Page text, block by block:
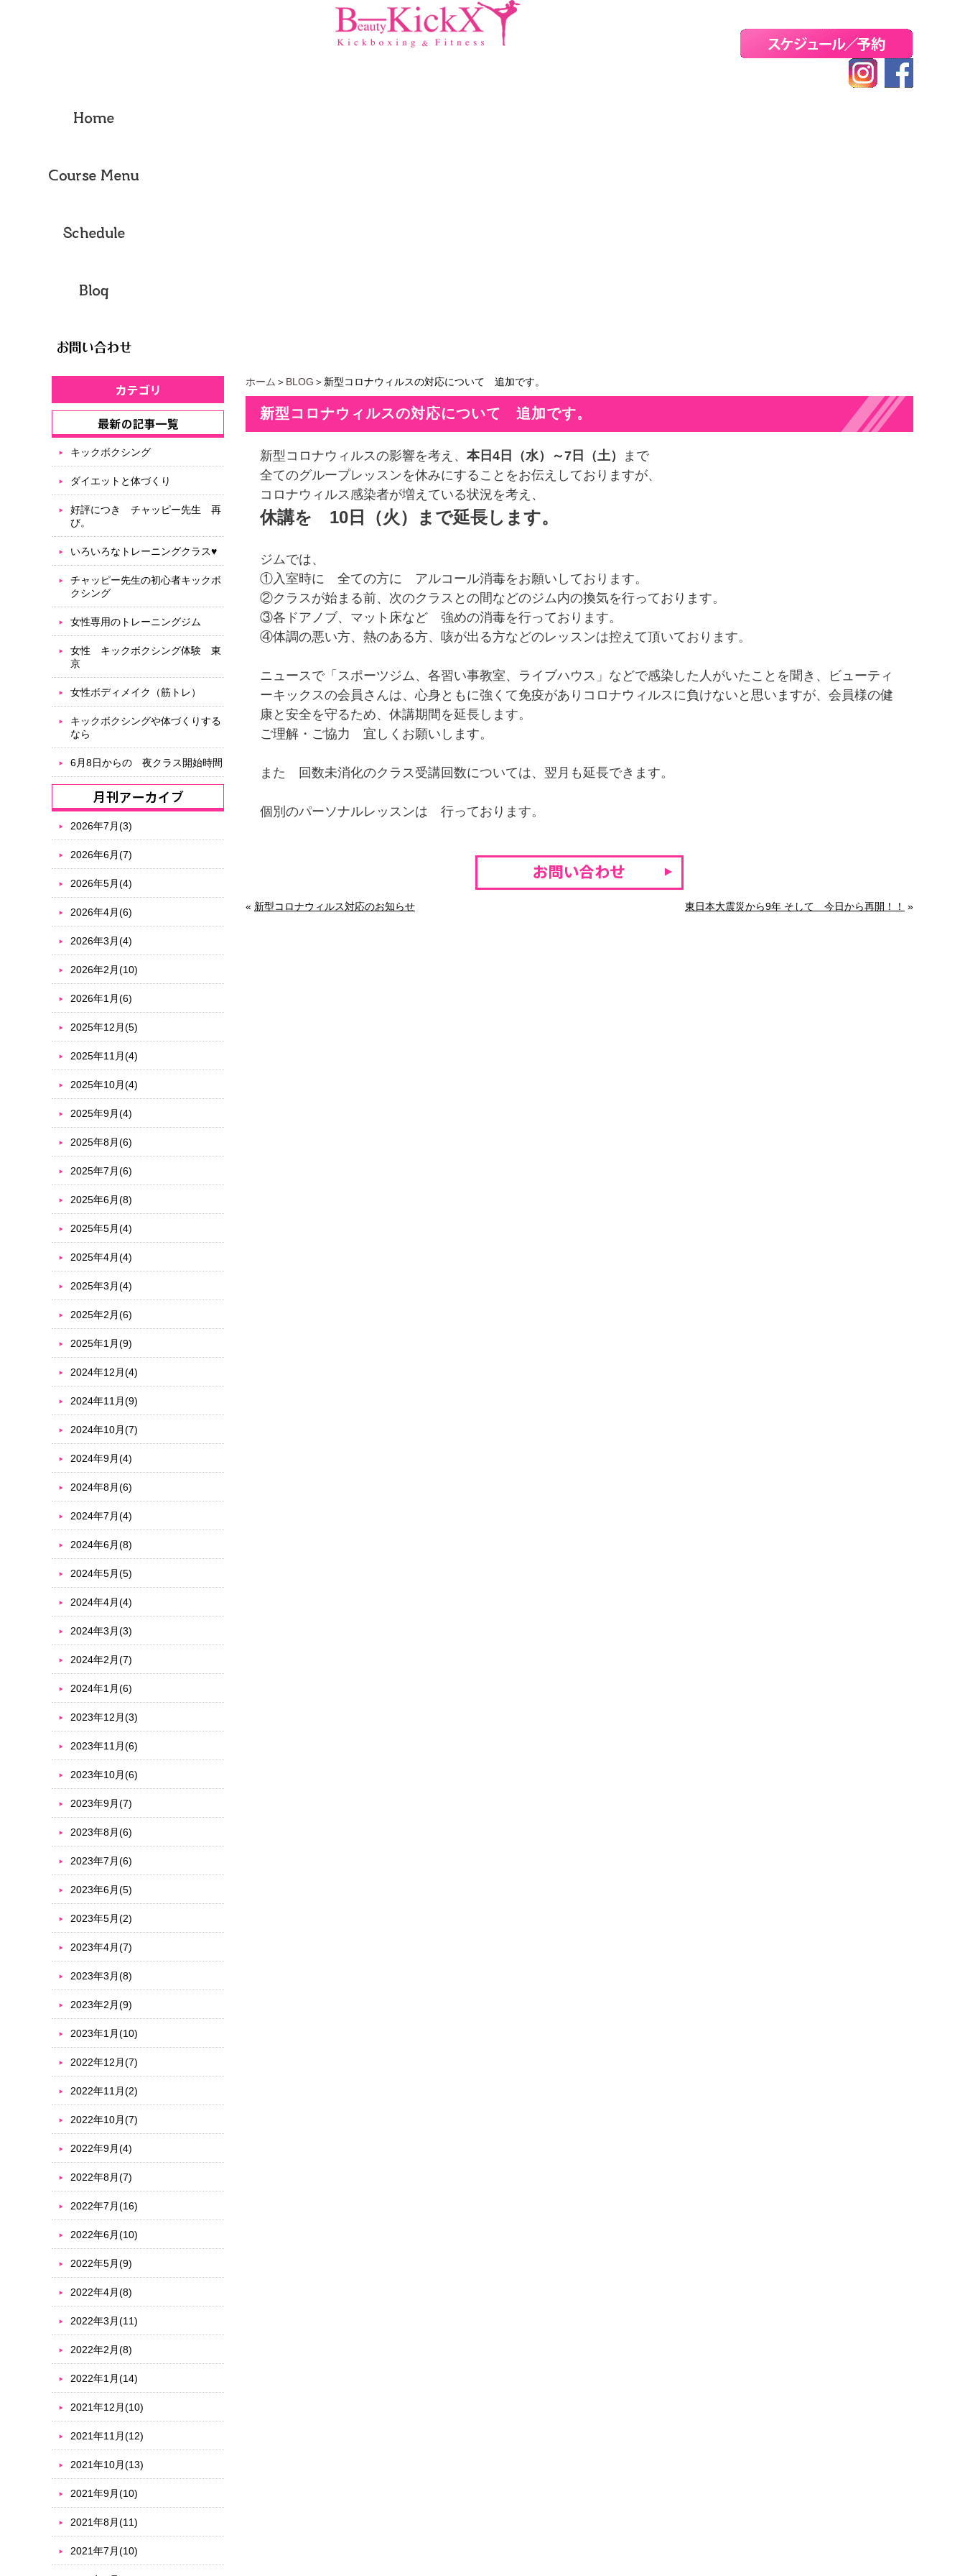
ホーム ＞ BLOG ＞新型コロナウィルスの対応について 追加です。
新型コロナウィルスの対応について 追加です。
新型コロナウィルスの影響を考え、 本日4日（水）～7日（土）
まで
全てのグループレッスンを休みにすることをお伝えしておりますが、
コロナウィルス感染者が増えている状況を考え、
休講を 10日（火）まで延長します。
ジムでは、
①入室時に 全ての方に アルコール消毒をお願いしております。
②クラスが始まる前、次のクラスとの間などのジム内の換気を行っております。
③各ドアノブ、マット床など 強めの消毒を行っております。
④体調の悪い方、熱のある方、咳が出る方などのレッスンは控えて頂いております。
ニュースで「スポーツジム、各習い事教室、ライブハウス」などで感染した人がいたことを聞き、ビューティ
ーキックスの会員さんは、心身ともに強くて免疫がありコロナウィルスに負けないと思いますが、会員様の健
康と安全を守るため、休講期間を延長します。
ご理解・ご協力 宜しくお願いします。
また 回数未消化のクラス受講回数については、翌月も延長できます。
個別のパーソナルレッスンは 行っております。
« 新型コロナウィルス対応のお知らせ 東日本大震災から9年 そして 今日から再開！！ »
キックボクシング
ダイエットと体づくり
好評につき チャッピー先生 再
び。
いろいろなトレーニングクラス♥
チャッピー先生の初心者キックボ
クシング
女性専用のトレーニングジム
女性 キックボクシング体験 東
京
女性ボディメイク（筋トレ）
キックボクシングや体づくりする
なら
6月8日からの 夜クラス開始時間
2026年7月(3)
2026年6月(7)
2026年5月(4)
2026年4月(6)
2026年3月(4)
2026年2月(10)
2026年1月(6)
2025年12月(5)
2025年11月(4)
2025年10月(4)
2025年9月(4)
2025年8月(6)
2025年7月(6)
2025年6月(8)
2025年5月(4)
2025年4月(4)
2025年3月(4)
2025年2月(6)
2025年1月(9)
2024年12月(4)
2024年11月(9)
2024年10月(7)
2024年9月(4)
2024年8月(6)
2024年7月(4)
2024年6月(8)
2024年5月(5)
2024年4月(4)
2024年3月(3)
2024年2月(7)
2024年1月(6)
2023年12月(3)
2023年11月(6)
2023年10月(6)
2023年9月(7)
2023年8月(6)
2023年7月(6)
2023年6月(5)
2023年5月(2)
2023年4月(7)
2023年3月(8)
2023年2月(9)
2023年1月(10)
2022年12月(7)
2022年11月(2)
2022年10月(7)
2022年9月(4)
2022年8月(7)
2022年7月(16)
2022年6月(10)
2022年5月(9)
2022年4月(8)
2022年3月(11)
2022年2月(8)
2022年1月(14)
2021年12月(10)
2021年11月(12)
2021年10月(13)
2021年9月(10)
2021年8月(11)
2021年7月(10)